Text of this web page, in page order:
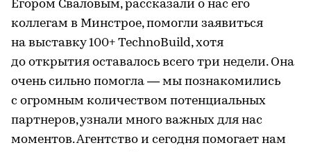
Егором Сваловым, рассказали о нас его
коллегам в Минстрое, помогли заявиться
на выставку 100+ TechnoBuild, хотя
до открытия оставалось всего три недели. Она
очень сильно помогла — мы познакомились
с огромным количеством потенциальных
партнеров, узнали много важных для нас
моментов. Агентство и сегодня помогает нам